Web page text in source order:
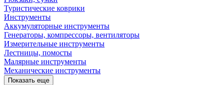
Туристические коврики
Инструменты
Аккумуляторные инструменты
Генераторы, компрессоры, вентиляторы
Измерительные инструменты
Лестницы, помосты
Малярные инструменты
Механические инструменты
Показать еще